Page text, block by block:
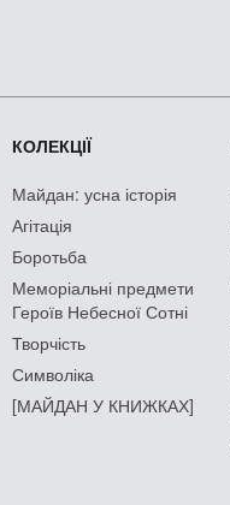
КОЛЕКЦІЇ
Майдан: усна історія
Агітація
Боротьба
Меморіальні предмети
Героїв Небесної Сотні
Творчість
Символіка
[МАЙДАН У КНИЖКАХ]